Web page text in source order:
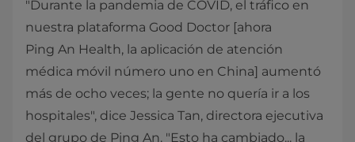
"Durante la pandemia de COVID, el tráfico en
nuestra plataforma Good Doctor [ahora
Ping An Health, la aplicación de atención
médica móvil número uno en China] aumentó
más de ocho veces; la gente no quería ir a los
hospitales", dice Jessica Tan, directora ejecutiva
del grupo de Ping An. "Esto ha cambiado... la